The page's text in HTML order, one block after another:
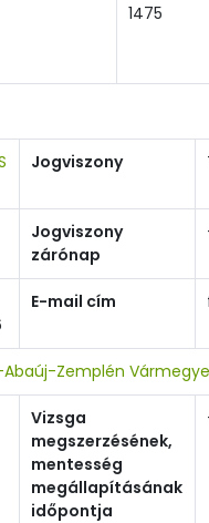
1475
Jogviszony
Jogviszony
zárónap
E-mail cím
Zemplén
Vizsga
megszerzésének,
mentesség
megállapításának
időpontja